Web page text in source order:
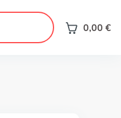
0,00 €